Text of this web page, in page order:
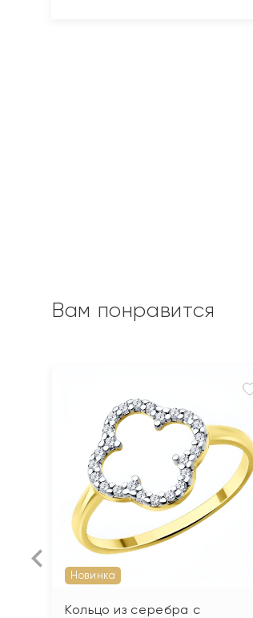
Вам понравится
Новинка
Кольцо из серебра с